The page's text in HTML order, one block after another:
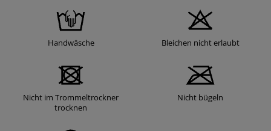
Handwäsche Bleichen nicht erlaubt
Nicht im Trommeltrockner
trocknen
Nicht bügeln